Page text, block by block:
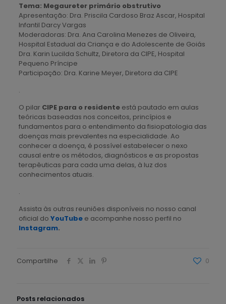
Tema: Megaureter primário obstrutivo
Apresentação: Dra. Priscila Cardoso Braz Ascar, Hospital
Infantil Darcy Vargas
Moderadoras: Dra. Ana Carolina Menezes de Oliveira,
Hospital Estadual da Criança e do Adolescente de Goiás
Dra. Karin Lucilda Schultz, Diretora da CIPE, Hospital
Pequeno Príncipe
Participação: Dra. Karine Meyer, Diretora da CIPE
.
O pilar CIPE para o residenteestá pautado em aulas
teóricas baseadas nos conceitos, princípios e
fundamentos para o entendimento da fisiopatologia das
doenças mais prevalentes na especialidade. Ao
conhecer a doença, é possível estabelecer o nexo
causal entre os métodos, diagnósticos e as propostas
terapêuticas para cada uma delas, à luz dos
conhecimentos atuais.
.
Assista às outras reuniões disponíveis no nosso canal
oficial do YouTubee acompanhe nosso perfil no
Instagram.
Compartilhe 0
Posts relacionados